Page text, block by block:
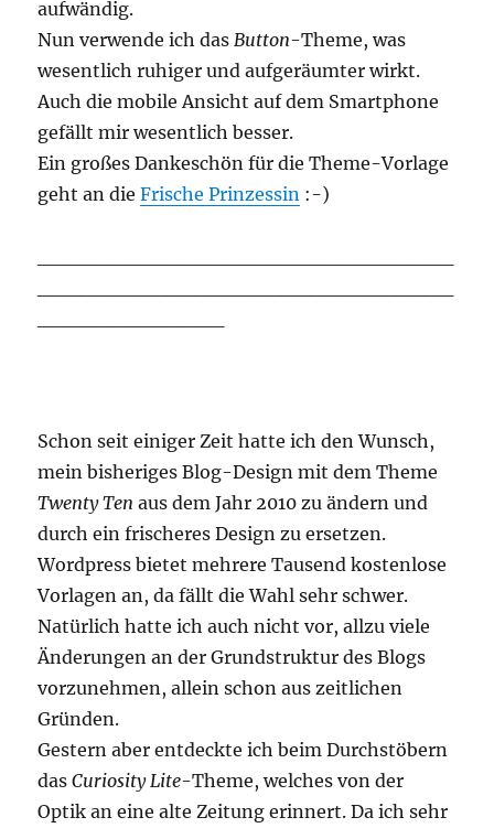
aufwändig.
Nun verwende ich das Button-Theme, was
wesentlich ruhiger und aufgeräumter wirkt.
Auch die mobile Ansicht auf dem Smartphone
gefällt mir wesentlich besser.
Ein großes Dankeschön für die Theme-Vorlage
geht an dieFrische Prinzessin :-)
Schon seit einiger Zeit hatte ich den Wunsch,
mein bisheriges Blog-Design mit dem Theme
Twenty Tenaus dem Jahr 2010 zu ändern und
durch ein frischeres Design zu ersetzen.
Wordpress bietet mehrere Tausend kostenlose
Vorlagen an, da fällt die Wahl sehr schwer.
Natürlich hatte ich auch nicht vor, allzu viele
Änderungen an der Grundstruktur des Blogs
vorzunehmen, allein schon aus zeitlichen
Gründen.
Gestern aber entdeckte ich beim Durchstöbern
dasCuriosity Lite-Theme, welches von der
Optik an eine alte Zeitung erinnert. Da ich sehr